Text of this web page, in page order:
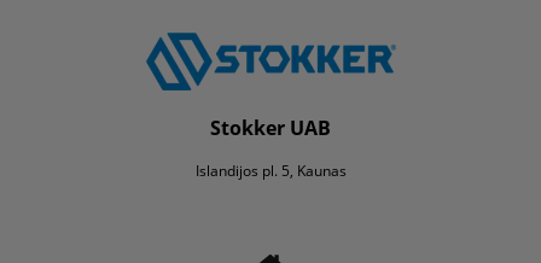
Stokker UAB
Islandijos pl. 5, Kaunas